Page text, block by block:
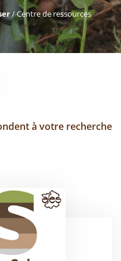
/Centre de ressources
à votre recherche